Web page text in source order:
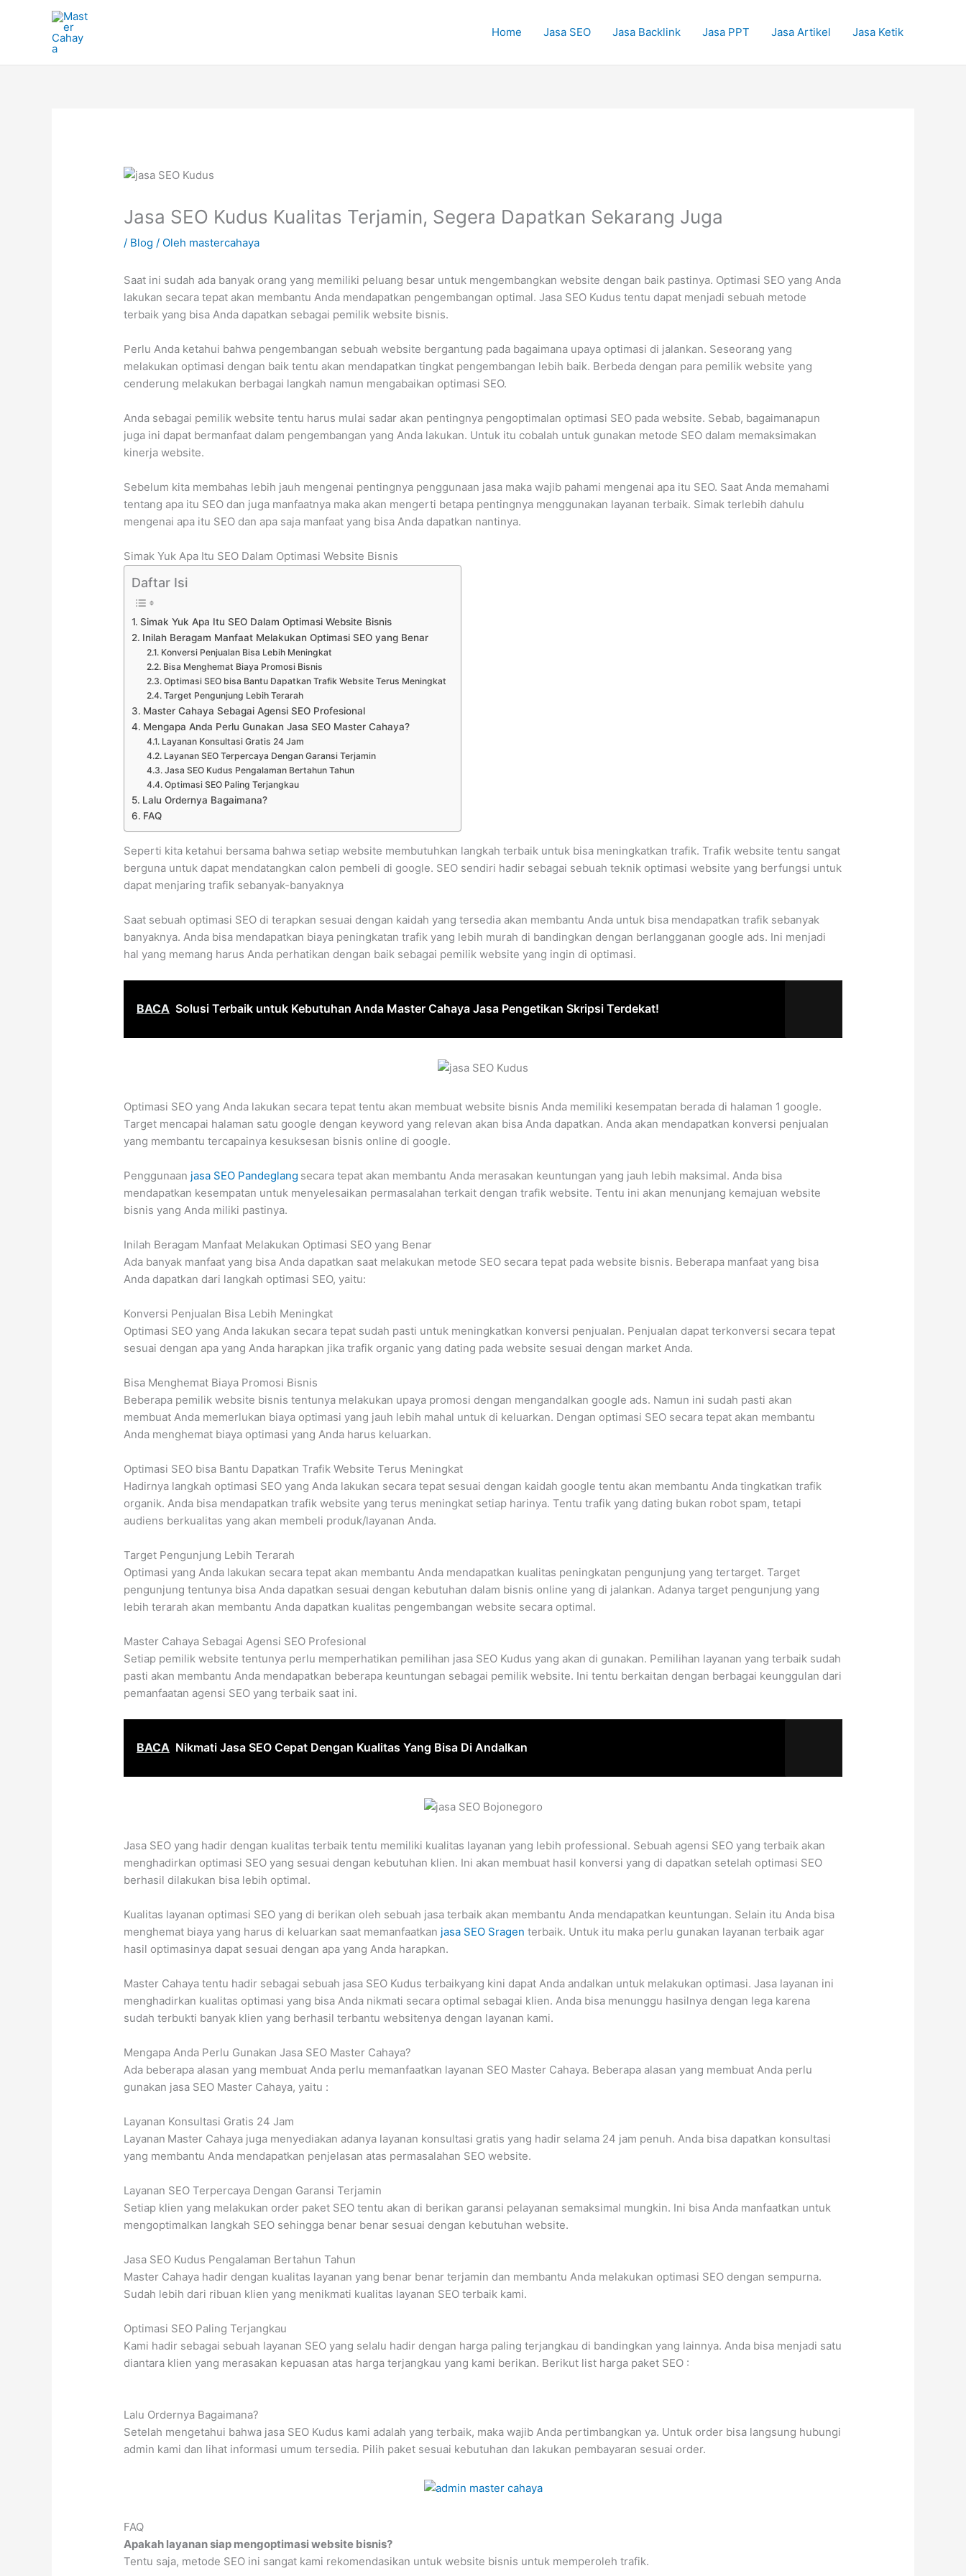
Home Jasa SEO Jasa Backlink Jasa PPT Jasa Artikel Jasa Ketik
Jasa SEO Kudus Kualitas Terjamin, Segera Dapatkan Sekarang Juga
/ Blog / Oleh mastercahaya
Saat ini sudah ada banyak orang yang memiliki peluang besar untuk mengembangkan website dengan baik pastinya. Optimasi SEO yang Anda
lakukan secara tepat akan membantu Anda mendapatkan pengembangan optimal. Jasa SEO Kudus tentu dapat menjadi sebuah metode
terbaik yang bisa Anda dapatkan sebagai pemilik website bisnis.
Perlu Anda ketahui bahwa pengembangan sebuah website bergantung pada bagaimana upaya optimasi di jalankan. Seseorang yang
melakukan optimasi dengan baik tentu akan mendapatkan tingkat pengembangan lebih baik. Berbeda dengan para pemilik website yang
cenderung melakukan berbagai langkah namun mengabaikan optimasi SEO.
Anda sebagai pemilik website tentu harus mulai sadar akan pentingnya pengoptimalan optimasi SEO pada website. Sebab, bagaimanapun
juga ini dapat bermanfaat dalam pengembangan yang Anda lakukan. Untuk itu cobalah untuk gunakan metode SEO dalam memaksimakan
kinerja website.
Sebelum kita membahas lebih jauh mengenai pentingnya penggunaan jasa maka wajib pahami mengenai apa itu SEO. Saat Anda memahami
tentang apa itu SEO dan juga manfaatnya maka akan mengerti betapa pentingnya menggunakan layanan terbaik. Simak terlebih dahulu
mengenai apa itu SEO dan apa saja manfaat yang bisa Anda dapatkan nantinya.
Simak Yuk Apa Itu SEO Dalam Optimasi Website Bisnis
Daftar Isi
Simak Yuk Apa Itu SEO Dalam Optimasi Website Bisnis
Inilah Beragam Manfaat Melakukan Optimasi SEO yang Benar
Konversi Penjualan Bisa Lebih Meningkat
Bisa Menghemat Biaya Promosi Bisnis
Optimasi SEO bisa Bantu Dapatkan Trafik Website Terus Meningkat
Target Pengunjung Lebih Terarah
Master Cahaya Sebagai Agensi SEO Profesional
Mengapa Anda Perlu Gunakan Jasa SEO Master Cahaya?
Layanan Konsultasi Gratis 24 Jam
Layanan SEO Terpercaya Dengan Garansi Terjamin
Jasa SEO Kudus Pengalaman Bertahun Tahun
Optimasi SEO Paling Terjangkau
Lalu Ordernya Bagaimana?
FAQ
Seperti kita ketahui bersama bahwa setiap website membutuhkan langkah terbaik untuk bisa meningkatkan trafik. Trafik website tentu sangat
berguna untuk dapat mendatangkan calon pembeli di google. SEO sendiri hadir sebagai sebuah teknik optimasi website yang berfungsi untuk
dapat menjaring trafik sebanyak-banyaknya
Saat sebuah optimasi SEO di terapkan sesuai dengan kaidah yang tersedia akan membantu Anda untuk bisa mendapatkan trafik sebanyak
banyaknya. Anda bisa mendapatkan biaya peningkatan trafik yang lebih murah di bandingkan dengan berlangganan google ads. Ini menjadi
hal yang memang harus Anda perhatikan dengan baik sebagai pemilik website yang ingin di optimasi.
BACA Solusi Terbaik untuk Kebutuhan Anda Master Cahaya Jasa Pengetikan Skripsi Terdekat!
Optimasi SEO yang Anda lakukan secara tepat tentu akan membuat website bisnis Anda memiliki kesempatan berada di halaman 1 google.
Target mencapai halaman satu google dengan keyword yang relevan akan bisa Anda dapatkan. Anda akan mendapatkan konversi penjualan
yang membantu tercapainya kesuksesan bisnis online di google.
Penggunaan jasa SEO Pandeglang secara tepat akan membantu Anda merasakan keuntungan yang jauh lebih maksimal. Anda bisa
mendapatkan kesempatan untuk menyelesaikan permasalahan terkait dengan trafik website. Tentu ini akan menunjang kemajuan website
bisnis yang Anda miliki pastinya.
Inilah Beragam Manfaat Melakukan Optimasi SEO yang Benar
Ada banyak manfaat yang bisa Anda dapatkan saat melakukan metode SEO secara tepat pada website bisnis. Beberapa manfaat yang bisa
Anda dapatkan dari langkah optimasi SEO, yaitu:
Konversi Penjualan Bisa Lebih Meningkat
Optimasi SEO yang Anda lakukan secara tepat sudah pasti untuk meningkatkan konversi penjualan. Penjualan dapat terkonversi secara tepat
sesuai dengan apa yang Anda harapkan jika trafik organic yang dating pada website sesuai dengan market Anda.
Bisa Menghemat Biaya Promosi Bisnis
Beberapa pemilik website bisnis tentunya melakukan upaya promosi dengan mengandalkan google ads. Namun ini sudah pasti akan
membuat Anda memerlukan biaya optimasi yang jauh lebih mahal untuk di keluarkan. Dengan optimasi SEO secara tepat akan membantu
Anda menghemat biaya optimasi yang Anda harus keluarkan.
Optimasi SEO bisa Bantu Dapatkan Trafik Website Terus Meningkat
Hadirnya langkah optimasi SEO yang Anda lakukan secara tepat sesuai dengan kaidah google tentu akan membantu Anda tingkatkan trafik
organik. Anda bisa mendapatkan trafik website yang terus meningkat setiap harinya. Tentu trafik yang dating bukan robot spam, tetapi
audiens berkualitas yang akan membeli produk/layanan Anda.
Target Pengunjung Lebih Terarah
Optimasi yang Anda lakukan secara tepat akan membantu Anda mendapatkan kualitas peningkatan pengunjung yang tertarget. Target
pengunjung tentunya bisa Anda dapatkan sesuai dengan kebutuhan dalam bisnis online yang di jalankan. Adanya target pengunjung yang
lebih terarah akan membantu Anda dapatkan kualitas pengembangan website secara optimal.
Master Cahaya Sebagai Agensi SEO Profesional
Setiap pemilik website tentunya perlu memperhatikan pemilihan jasa SEO Kudus yang akan di gunakan. Pemilihan layanan yang terbaik sudah
pasti akan membantu Anda mendapatkan beberapa keuntungan sebagai pemilik website. Ini tentu berkaitan dengan berbagai keunggulan dari
pemanfaatan agensi SEO yang terbaik saat ini.
BACA Nikmati Jasa SEO Cepat Dengan Kualitas Yang Bisa Di Andalkan
Jasa SEO yang hadir dengan kualitas terbaik tentu memiliki kualitas layanan yang lebih professional. Sebuah agensi SEO yang terbaik akan
menghadirkan optimasi SEO yang sesuai dengan kebutuhan klien. Ini akan membuat hasil konversi yang di dapatkan setelah optimasi SEO
berhasil dilakukan bisa lebih optimal.
Kualitas layanan optimasi SEO yang di berikan oleh sebuah jasa terbaik akan membantu Anda mendapatkan keuntungan. Selain itu Anda bisa
menghemat biaya yang harus di keluarkan saat memanfaatkan jasa SEO Sragen terbaik. Untuk itu maka perlu gunakan layanan terbaik agar
hasil optimasinya dapat sesuai dengan apa yang Anda harapkan.
Master Cahaya tentu hadir sebagai sebuah jasa SEO Kudus terbaikyang kini dapat Anda andalkan untuk melakukan optimasi. Jasa layanan ini
menghadirkan kualitas optimasi yang bisa Anda nikmati secara optimal sebagai klien. Anda bisa menunggu hasilnya dengan lega karena
sudah terbukti banyak klien yang berhasil terbantu websitenya dengan layanan kami.
Mengapa Anda Perlu Gunakan Jasa SEO Master Cahaya?
Ada beberapa alasan yang membuat Anda perlu memanfaatkan layanan SEO Master Cahaya. Beberapa alasan yang membuat Anda perlu
gunakan jasa SEO Master Cahaya, yaitu :
Layanan Konsultasi Gratis 24 Jam
Layanan Master Cahaya juga menyediakan adanya layanan konsultasi gratis yang hadir selama 24 jam penuh. Anda bisa dapatkan konsultasi
yang membantu Anda mendapatkan penjelasan atas permasalahan SEO website.
Layanan SEO Terpercaya Dengan Garansi Terjamin
Setiap klien yang melakukan order paket SEO tentu akan di berikan garansi pelayanan semaksimal mungkin. Ini bisa Anda manfaatkan untuk
mengoptimalkan langkah SEO sehingga benar benar sesuai dengan kebutuhan website.
Jasa SEO Kudus Pengalaman Bertahun Tahun
Master Cahaya hadir dengan kualitas layanan yang benar benar terjamin dan membantu Anda melakukan optimasi SEO dengan sempurna.
Sudah lebih dari ribuan klien yang menikmati kualitas layanan SEO terbaik kami.
Optimasi SEO Paling Terjangkau
Kami hadir sebagai sebuah layanan SEO yang selalu hadir dengan harga paling terjangkau di bandingkan yang lainnya. Anda bisa menjadi satu
diantara klien yang merasakan kepuasan atas harga terjangkau yang kami berikan. Berikut list harga paket SEO :
Lalu Ordernya Bagaimana?
Setelah mengetahui bahwa jasa SEO Kudus kami adalah yang terbaik, maka wajib Anda pertimbangkan ya. Untuk order bisa langsung hubungi
admin kami dan lihat informasi umum tersedia. Pilih paket sesuai kebutuhan dan lakukan pembayaran sesuai order.
FAQ
Apakah layanan siap mengoptimasi website bisnis?
Tentu saja, metode SEO ini sangat kami rekomendasikan untuk website bisnis untuk memperoleh trafik.